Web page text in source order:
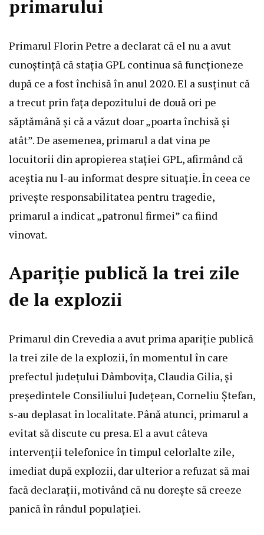
primarului
Primarul Florin Petre a declarat că el nu a avut
cunoștință că stația GPL continua să funcționeze
după ce a fost închisă în anul 2020. El a susținut că
a trecut prin fața depozitului de două ori pe
săptămână și că a văzut doar „poarta închisă și
atât”. De asemenea, primarul a dat vina pe
locuitorii din apropierea stației GPL, afirmând că
aceștia nu l-au informat despre situație. În ceea ce
privește responsabilitatea pentru tragedie,
primarul a indicat „patronul firmei” ca fiind
vinovat.
Apariție publică la trei zile
de la explozii
Primarul din Crevedia a avut prima apariție publică
la trei zile de la explozii, în momentul în care
prefectul județului Dâmbovița, Claudia Gilia, și
președintele Consiliului Județean, Corneliu Ștefan,
s-au deplasat în localitate. Până atunci, primarul a
evitat să discute cu presa. El a avut câteva
intervenții telefonice în timpul celorlalte zile,
imediat după explozii, dar ulterior a refuzat să mai
facă declarații, motivând că nu dorește să creeze
panică în rândul populației.